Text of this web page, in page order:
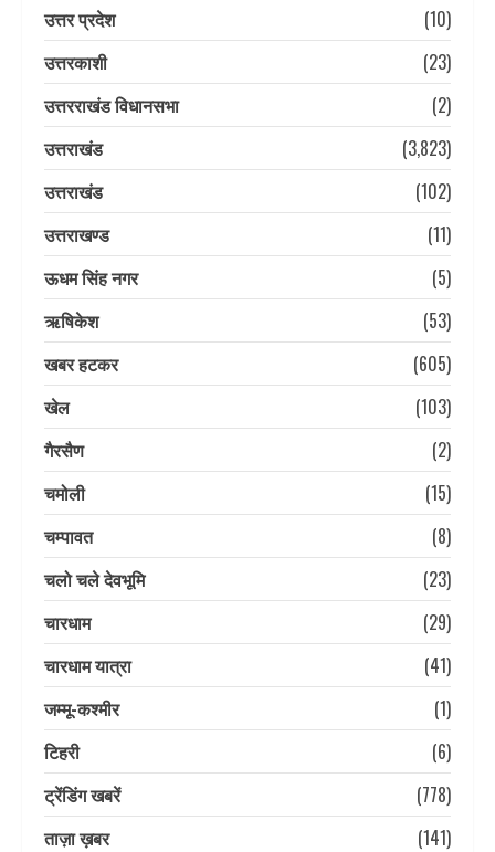
उत्तर प्रदेश
(10)
उत्तरकाशी
(23)
उत्तरराखंड विधानसभा
(2)
उत्तराखंड
(3,823)
उत्तराखंड
(102)
उत्तराखण्ड
(11)
ऊधम सिंह नगर
(5)
ऋषिकेश
(53)
खबर हटकर
(605)
खेल
(103)
गैरसैण
(2)
चमोली
(15)
चम्पावत
(8)
चलो चले देवभूमि
(23)
चारधाम
(29)
चारधाम यात्रा
(41)
जम्मू-कश्मीर
(1)
टिहरी
(6)
ट्रेंडिंग खबरें
(778)
ताज़ा ख़बर
(141)